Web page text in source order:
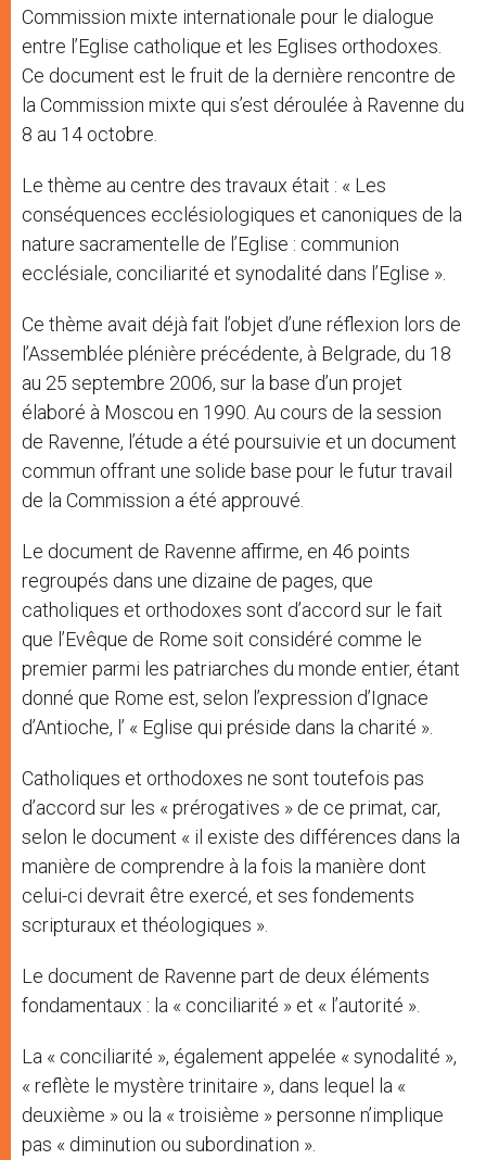
Commission mixte internationale pour le dialogue
entre l’Eglise catholique et les Eglises orthodoxes.
Ce document est le fruit de la dernière rencontre de
la Commission mixte qui s’est déroulée à Ravenne du
8 au 14 octobre.
Le thème au centre des travaux était : « Les
conséquences ecclésiologiques et canoniques de la
nature sacramentelle de l’Eglise : communion
ecclésiale, conciliarité et synodalité dans l’Eglise ».
Ce thème avait déjà fait l’objet d’une réflexion lors de
l’Assemblée plénière précédente, à Belgrade, du 18
au 25 septembre 2006, sur la base d’un projet
élaboré à Moscou en 1990. Au cours de la session
de Ravenne, l’étude a été poursuivie et un document
commun offrant une solide base pour le futur travail
de la Commission a été approuvé.
Le document de Ravenne affirme, en 46 points
regroupés dans une dizaine de pages, que
catholiques et orthodoxes sont d’accord sur le fait
que l’Evêque de Rome soit considéré comme le
premier parmi les patriarches du monde entier, étant
donné que Rome est, selon l’expression d’Ignace
d’Antioche, l’ « Eglise qui préside dans la charité ».
Catholiques et orthodoxes ne sont toutefois pas
d’accord sur les « prérogatives » de ce primat, car,
selon le document « il existe des différences dans la
manière de comprendre à la fois la manière dont
celui-ci devrait être exercé, et ses fondements
scripturaux et théologiques ».
Le document de Ravenne part de deux éléments
fondamentaux : la « conciliarité » et « l’autorité ».
La « conciliarité », également appelée « synodalité »,
« reflète le mystère trinitaire », dans lequel la «
deuxième » ou la « troisième » personne n’implique
pas « diminution ou subordination ».